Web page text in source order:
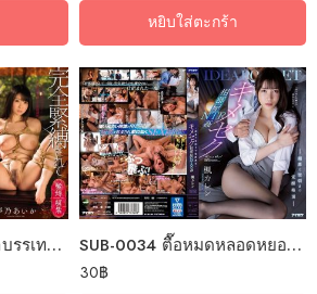
หยิบใส่ตะกร้า
SUB-0033 นักเขียนเงาบรรเทาปมสวาท SUB-0034 ตื๊อหมดหลอดหยอดยาสวาท
30฿